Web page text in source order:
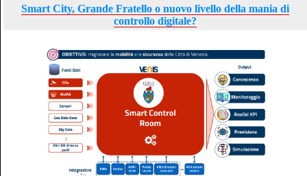
Smart City, Grande Fratello o nuovo livello della mania di
controllo digitale?